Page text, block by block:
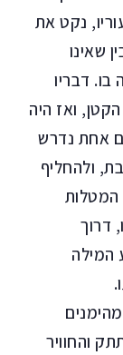
נקט את
שאינו
דבריו
ואז היה
אחת נדרש
ולהחליף
דרוך
המילה
והחוויר